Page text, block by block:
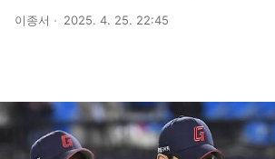
이종서 2025. 4. 25. 22:45